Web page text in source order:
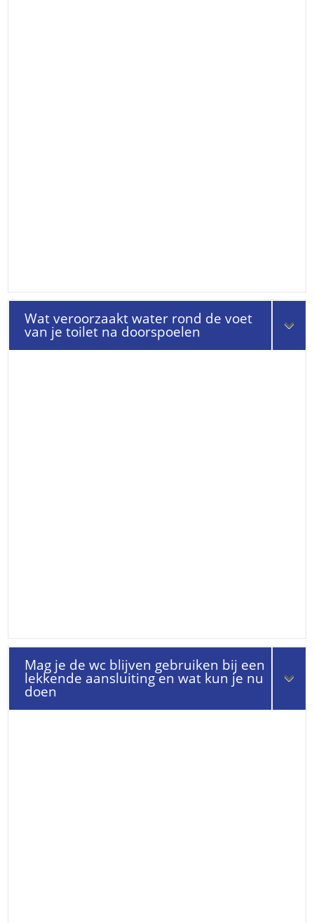
Wat veroorzaakt water rond de voet
van je toilet na doorspoelen
Mag je de wc blijven gebruiken bij een
lekkende aansluiting en wat kun je nu
doen